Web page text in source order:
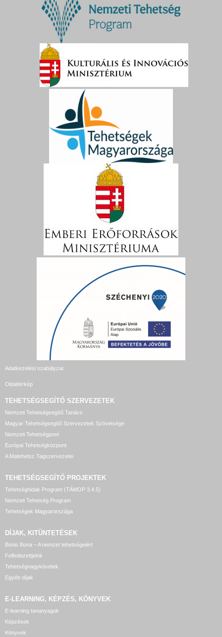
Adatkezelési szabályzat
Oldaltérkép
TEHETSÉGSEGÍTŐ SZERVEZETEK
Nemzeti Tehetségsegítő Tanács
Magyar Tehetségsegítő Szervezetek Szövetsége
Nemzeti Tehetségpont
Európai Tehetségközpont
A Matehetsz Tagszervezetei
TEHETSÉGSEGÍTŐ PROJEKTEK
Tehetséghidak Program (TÁMOP 3.4.5)
Nemzeti Tehetség Program
Tehetségek Magyarországa
DÍJAK, KITÜNTETÉSEK
Bonis Bona – A nemzet tehetségeiért
Felfedezettjeink
Tehetségnagykövetek
Egyéb díjak
E-LEARNING, KÉPZÉS, KÖNYVEK
E-learning tananyagok
Képzések
Könyvek